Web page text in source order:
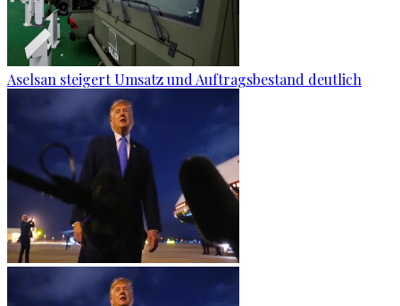
Aselsan steigert Umsatz und Auftragsbestand deutlich